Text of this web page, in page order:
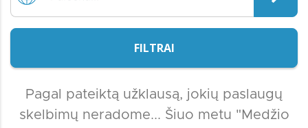
FILTRAI
Pagal pateiktą užklausą, jokių paslaugų
skelbimų neradome... Šiuo metu "Medžio